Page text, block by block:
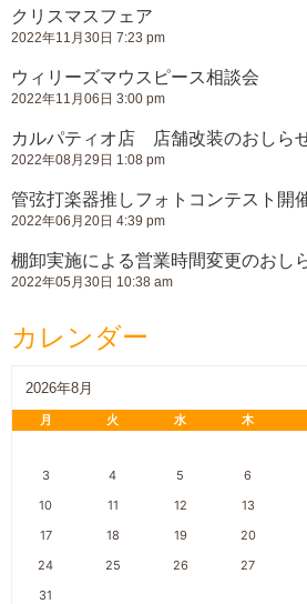
クリスマスフェア
2022年11月30日 7:23 pm
ウィリーズマウスピース相談会
2022年11月06日 3:00 pm
カルパティオ店 店舗改装のおしら
2022年08月29日 1:08 pm
管弦打楽器推しフォトコンテスト開
2022年06月20日 4:39 pm
棚卸実施による営業時間変更のおし
2022年05月30日 10:38 am
カレンダー
2026年8月
月 火 水 木
3
4 5 6
10
11 12 13
17
18 19 20
24
25 26 27
31